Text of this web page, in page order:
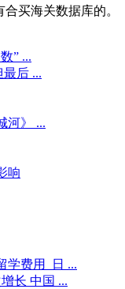
买海关数据库的。
” ...
最后 ...
河》 ...
响
学费用_日 ...
长 中国 ...